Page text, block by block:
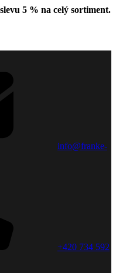
5 % na celý sortiment.
info@franke-
+420 734 592